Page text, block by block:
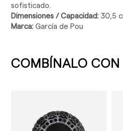
sofisticado.
Dimensiones / Capacidad: 30,5
Marca: García de Pou
COMBÍNALO CON